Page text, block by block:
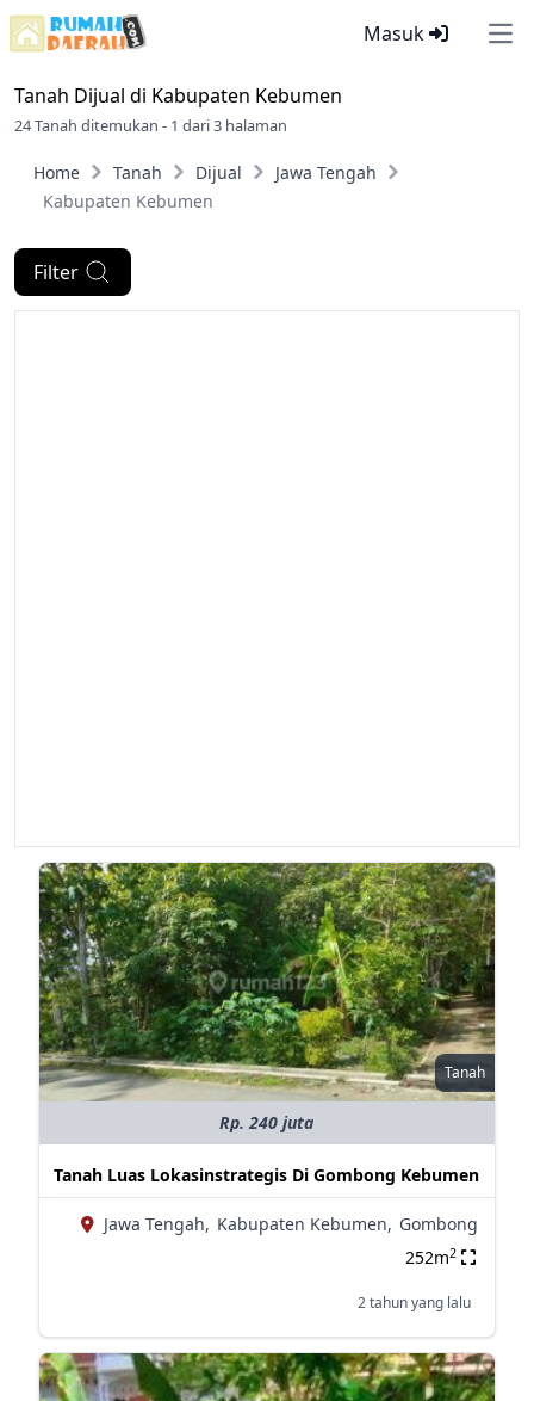
Masuk
Tanah Dijual di Kabupaten Kebumen
24 Tanah ditemukan - 1 dari 3 halaman
Home Tanah Dijual
Jawa Tengah
Kabupaten Kebumen
Filter
Tanah
Rp. 240 juta
Tanah Luas Lokasinstrategis Di Gombong Kebumen
Jawa Tengah, Kabupaten Kebumen, Gombong
252m2
2 tahun yang lalu